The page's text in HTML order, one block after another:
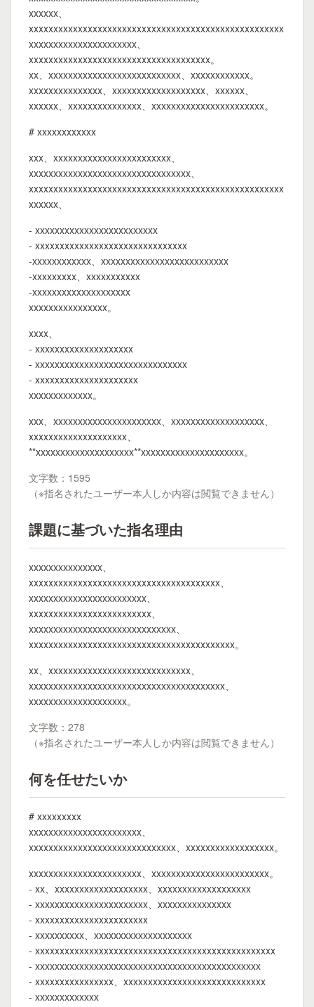
xxxxxx、
xxxxxxxxxxxxxxxxxxxxxxxxxxxxxxxxxxxxxxxxxxxxxxxxxxxx
xxxxxxxxxxxxxxxxxxxxxx、
xxxxxxxxxxxxxxxxxxxxxxxxxxxxxxxxxxxxx。
xx、xxxxxxxxxxxxxxxxxxxxxxxxxxx、xxxxxxxxxxxx。
xxxxxxxxxxxxxxx、xxxxxxxxxxxxxxxxxxx、xxxxxx、
xxxxxx、xxxxxxxxxxxxxxx、xxxxxxxxxxxxxxxxxxxxxxx。
# xxxxxxxxxxxx
xxx、xxxxxxxxxxxxxxxxxxxxxxxx、
xxxxxxxxxxxxxxxxxxxxxxxxxxxxxxxxx、
xxxxxxxxxxxxxxxxxxxxxxxxxxxxxxxxxxxxxxxxxxxxxxxxxxxx
xxxxxx、
- xxxxxxxxxxxxxxxxxxxxxxxxx
- xxxxxxxxxxxxxxxxxxxxxxxxxxxxxxx
-xxxxxxxxxxxx、xxxxxxxxxxxxxxxxxxxxxxxxxx
-xxxxxxxxx、xxxxxxxxxxx
-xxxxxxxxxxxxxxxxxxxx
xxxxxxxxxxxxxxxx。
xxxx、
- xxxxxxxxxxxxxxxxxxxx
- xxxxxxxxxxxxxxxxxxxxxxxxxxxxxxx
- xxxxxxxxxxxxxxxxxxxxx
xxxxxxxxxxxxx。
xxx、xxxxxxxxxxxxxxxxxxxxxx、xxxxxxxxxxxxxxxxxxx、
xxxxxxxxxxxxxxxxxxxx、
**xxxxxxxxxxxxxxxxxxxx**xxxxxxxxxxxxxxxxxxxxx。
文字数：1595
（※指名されたユーザー本人しか内容は閲覧できません）
課題に基づいた指名理由
xxxxxxxxxxxxxxx、
xxxxxxxxxxxxxxxxxxxxxxxxxxxxxxxxxxxxxxx、
xxxxxxxxxxxxxxxxxxxxxxxx、
xxxxxxxxxxxxxxxxxxxxxxxxx、
xxxxxxxxxxxxxxxxxxxxxxxxxxxxxx、
xxxxxxxxxxxxxxxxxxxxxxxxxxxxxxxxxxxxxxxxxx。
xx、xxxxxxxxxxxxxxxxxxxxxxxxxxxxx、
xxxxxxxxxxxxxxxxxxxxxxxxxxxxxxxxxxxxxxxx、
xxxxxxxxxxxxxxxxxxxx。
文字数：278
（※指名されたユーザー本人しか内容は閲覧できません）
何を任せたいか
# xxxxxxxxx
xxxxxxxxxxxxxxxxxxxxxxx、
xxxxxxxxxxxxxxxxxxxxxxxxxxxxxx、xxxxxxxxxxxxxxxxxx。
xxxxxxxxxxxxxxxxxxxxxxx、xxxxxxxxxxxxxxxxxxxxxxxx。
- xx、xxxxxxxxxxxxxxxxxxx、xxxxxxxxxxxxxxxxxxx
- xxxxxxxxxxxxxxxxxxxxxxx、xxxxxxxxxxxxxxx
- xxxxxxxxxxxxxxxxxxxxxxx
- xxxxxxxxxx、xxxxxxxxxxxxxxxxxxxx
- xxxxxxxxxxxxxxxxxxxxxxxxxxxxxxxxxxxxxxxxxxxxxxxxx
- xxxxxxxxxxxxxxxxxxxxxxxxxxxxxxxxxxxxxxxxxxxxxx
- xxxxxxxxxxxxxxxx、xxxxxxxxxxxxxxxxxxxxxxxxxxxxx
- xxxxxxxxxxxxx